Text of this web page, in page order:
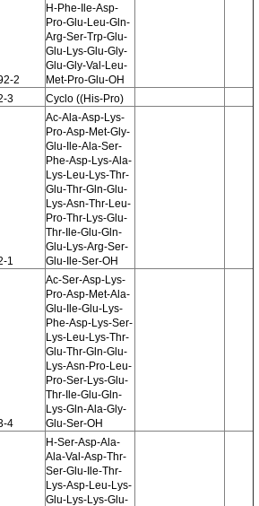
2
H-Phe-Ile-Asp-
Pro-Glu-Leu-Gln-
Arg-Ser-Trp-Glu-
Glu-Lys-Glu-Gly-
Glu-Gly-Val-Leu-
Met-Pro-Glu-OH
3 Cyclo ((His-Pro)
1
Ac-Ala-Asp-Lys-
Pro-Asp-Met-Gly-
Glu-Ile-Ala-Ser-
Phe-Asp-Lys-Ala-
Lys-Leu-Lys-Thr-
Glu-Thr-Gln-Glu-
Lys-Asn-Thr-Leu-
Pro-Thr-Lys-Glu-
Thr-Ile-Glu-Gln-
Glu-Lys-Arg-Ser-
Glu-Ile-Ser-OH
4
Ac-Ser-Asp-Lys-
Pro-Asp-Met-Ala-
Glu-Ile-Glu-Lys-
Phe-Asp-Lys-Ser-
Lys-Leu-Lys-Thr-
Glu-Thr-Gln-Glu-
Lys-Asn-Pro-Leu-
Pro-Ser-Lys-Glu-
Thr-Ile-Glu-Gln-
Lys-Gln-Ala-Gly-
Glu-Ser-OH
H-Ser-Asp-Ala-
Ala-Val-Asp-Thr-
Ser-Glu-Ile-Thr-
Lys-Asp-Leu-Lys-
Glu-Lys-Lys-Glu-